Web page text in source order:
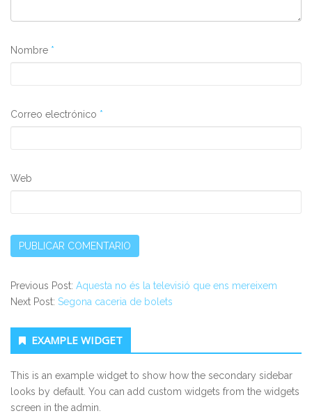
Nombre *
Correo electrónico *
Web
Previous Post: Aquesta no és la televisió que ens mereixem
Next Post: Segona caceria de bolets
Secondary Sidebar
EXAMPLE WIDGET
This is an example widget to show how the secondary sidebar
looks by default. You can add custom widgets from the widgets
screen in the admin.